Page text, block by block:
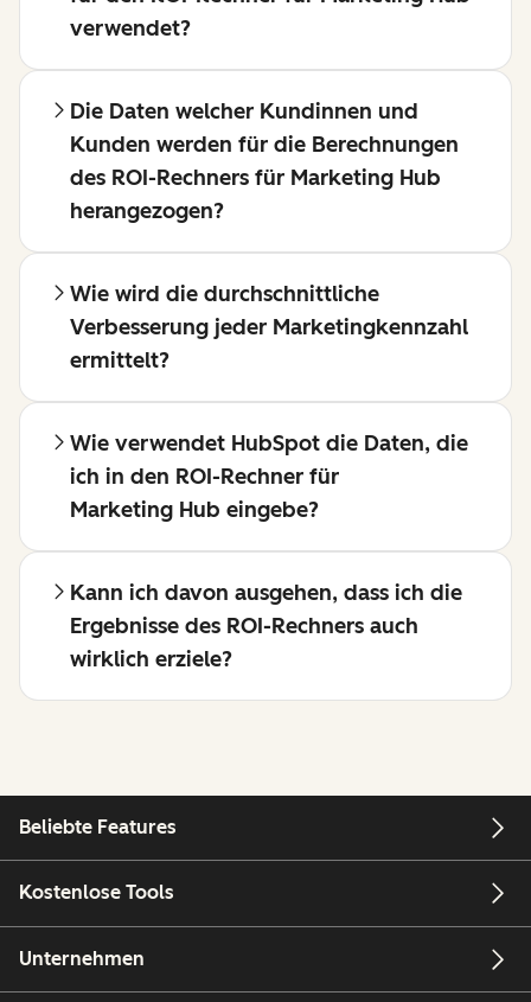
verwendet?
Die Daten welcher Kundinnen und
Kunden werden für die Berechnungen
des ROI-Rechners für Marketing Hub
herangezogen?
Wie wird die durchschnittliche
Verbesserung jeder Marketingkennzahl
ermittelt?
Wie verwendet HubSpot die Daten, die
ich in den ROI-Rechner für
Marketing Hub eingebe?
Kann ich davon ausgehen, dass ich die
Ergebnisse des ROI-Rechners auch
wirklich erziele?
Beliebte Features
Kostenlose Tools
Unternehmen